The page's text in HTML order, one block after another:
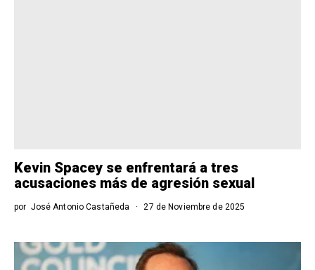
Kevin Spacey se enfrentará a tres
acusaciones más de agresión sexual
por José Antonio Castañeda 27 de Noviembre de 2025